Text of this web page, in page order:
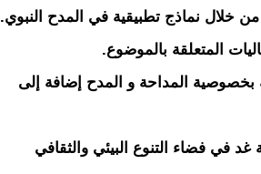
خلال نماذج تطبيقية في المدح النبوي.
المتعلقة بالموضوع.
بخصوصية المداحة و المدح إضافة إلى
في فضاء التنوع البيئي والثقافي